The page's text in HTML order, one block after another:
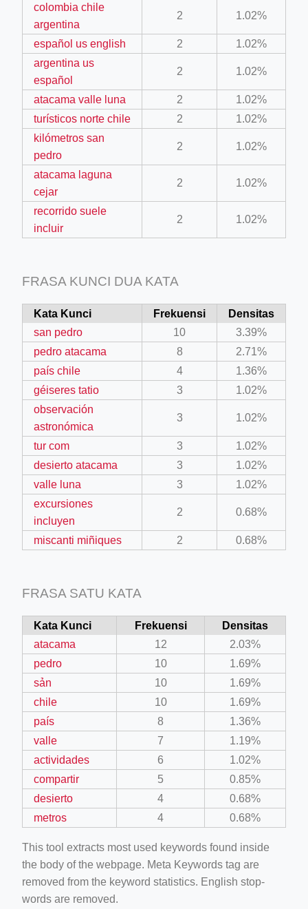
crew-neck-navy-blue/
feed-calculator
work?lat=37.49813&lng=127.0284&zoom=16
shredder-plant-equipment/scrap-shredder-fabrication
colombia chile
argentina
2 1.02%
español us english 2
1.02%
argentina us
español
2 1.02%
atacama valle luna 2
1.02%
turísticos norte chile
2
1.02%
kilómetros san
pedro
2 1.02%
atacama laguna
cejar
2 1.02%
recorrido suele
incluir
2 1.02%
FRASA KUNCI DUA KATA
Kata Kunci Frekuensi
Densitas
san pedro
10
3.39%
pedro atacama
8
2.71%
país chile
4
1.36%
géiseres tatio
3
1.02%
observación
astronómica
3 1.02%
tur com 3
1.02%
desierto atacama
3
1.02%
valle luna
3
1.02%
excursiones
incluyen
2 0.68%
miscanti miñiques 2 0.68%
FRASA SATU KATA
Kata Kunci Frekuensi
Densitas
atacama
12
2.03%
pedro
10
1.69%
sản
10
1.69%
chile
10
1.69%
país
8
1.36%
valle
7
1.19%
actividades
6
1.02%
compartir
5
0.85%
desierto
4
0.68%
metros
4 0.68%
This tool extracts most used keywords found inside
the body of the webpage. Meta Keywords tag are
removed from the keyword statistics. English stop-
words are removed.